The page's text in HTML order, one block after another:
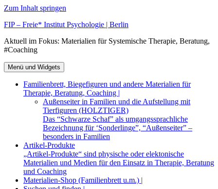
Zum Inhalt springen
FIP – Freie* Institut Psychologie | Berlin
Aktuell im Fokus: Materialien für Systemische Therapie, Beratung,
#Coaching
Menü und Widgets
Familienbrett, Biegefiguren und andere Materialien für
Therapie, Beratung, Coaching |
Außenseiter in Familien und die Aufstellung mit
Tierfiguren (HOLZTIGER)
Das “Schwarze Schaf” als umgangssprachliche
Bezeichnung für ‘Sonderlinge”, “Außenseiter” –
besonders in Familien
Artikel-Produkte
„Artikel-Produkte“ sind physische oder elektonische
Materialien und Medien für den Einsatz in Therapie, Beratung
und Coaching
Materialien-Shop (Familienbrett u.m.) |